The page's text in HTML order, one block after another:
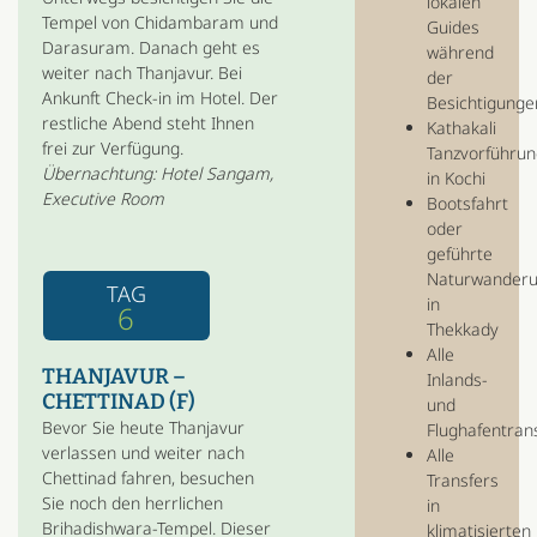
Tempel von Chidambaram und
Darasuram. Danach geht es
weiter nach Thanjavur. Bei
Ankunft Check-in im Hotel. Der
restliche Abend steht Ihnen
frei zur Verfügung.
Übernachtung: Hotel Sangam,
Executive Room
TAG
6
THANJAVUR –
CHETTINAD (F)
Bevor Sie heute Thanjavur
verlassen und weiter nach
Chettinad fahren, besuchen
Sie noch den herrlichen
Brihadishwara-Tempel. Dieser
Guides
während
der
Kathakali
in Kochi
Bootsfahrt
oder
geführte
in
Thekkady
Alle
Inlands-
und
Alle
Transfers
in
klimatisierten